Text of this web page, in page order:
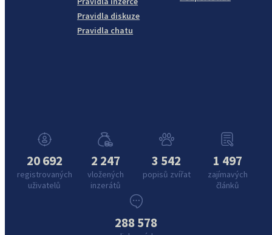
Pravidla diskuze
Pravidla chatu
20 692
registrovaných
uživatelů
2 247
vložených
inzerátů
3 542
popisů zvířat
1 497
zajímavých
článků
288 578